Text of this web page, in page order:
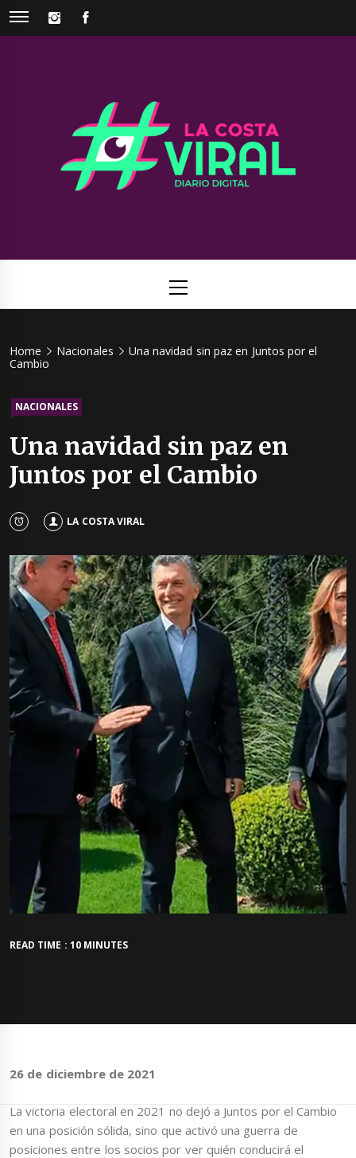
Skip
INSTAGRAM
Viral
Menu
Home Nacionales
Una navidad sin paz en Juntos por el
Cambio
NACIONALES
Una navidad sin paz en
Juntos por el Cambio
LA COSTA VIRAL
READ TIME : 10 MINUTES
26 de diciembre de 2021
La victoria electoral en 2021 no dejó a Juntos por el Cambio
en una posición sólida, sino que activó una guerra de
posiciones entre los socios por ver quién conducirá el